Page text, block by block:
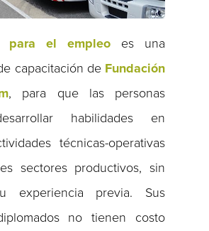
para el empleoes una
capacitación de Fundación
, para que las personas
habilidades en
técnicas-operativas
sectores productivos, sin
experiencia previa. Sus
no tienen costo